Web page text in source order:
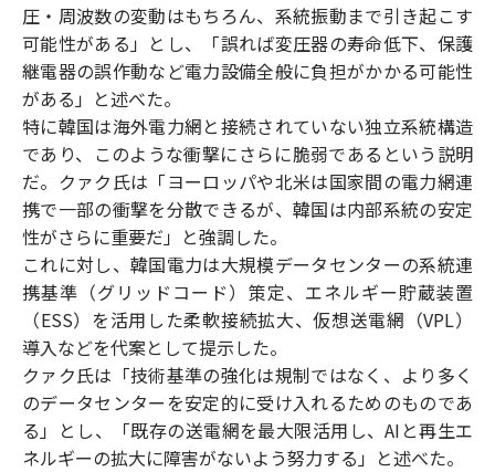
圧・周波数の変動はもちろん、系統振動まで引き起こす
可能性がある」とし、「誤れば変圧器の寿命低下、保護
継電器の誤作動など電力設備全般に負担がかかる可能性
がある」と述べた。
特に韓国は海外電力網と接続されていない独立系統構造
であり、このような衝撃にさらに脆弱であるという説明
だ。クァク氏は「ヨーロッパや北米は国家間の電力網連
携で一部の衝撃を分散できるが、韓国は内部系統の安定
性がさらに重要だ」と強調した。
これに対し、韓国電力は大規模データセンターの系統連
携基準（グリッドコード）策定、エネルギー貯蔵装置
（ESS）を活用した柔軟接続拡大、仮想送電網（VPL）
導入などを代案として提示した。
クァク氏は「技術基準の強化は規制ではなく、より多く
のデータセンターを安定的に受け入れるためのものであ
る」とし、「既存の送電網を最大限活用し、AIと再生エ
ネルギーの拡大に障害がないよう努力する」と述べた。